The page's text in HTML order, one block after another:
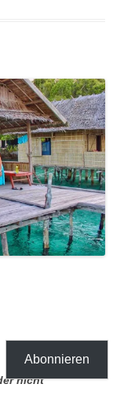
nicht
Abonnieren